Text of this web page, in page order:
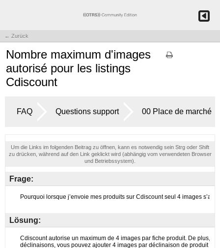
← Zurück
Nombre maximum d'images
autorisé pour les listings
Cdiscount
FAQ Questions support 00 Place de marché
Um die Links im folgenden Beitrag zu öffnen, kann es notwendig sein Strg oder Shift
zu drücken, während auf den Link geklickt wird (abhängig vom verwendeten Browser
und Betriebssystem).
Frage:
Lösung: